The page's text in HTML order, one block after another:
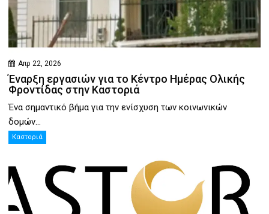
Απρ 22, 2026
Έναρξη εργασιών για το Κέντρο Ημέρας Ολικής
Φροντίδας στην Καστοριά
Ένα σημαντικό βήμα για την ενίσχυση των κοινωνικών
δομών...
Καστοριά